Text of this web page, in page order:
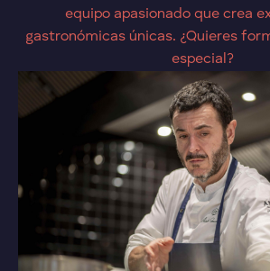
equipo apasionado que crea
gastronómicas únicas. ¿Quieres
especial?